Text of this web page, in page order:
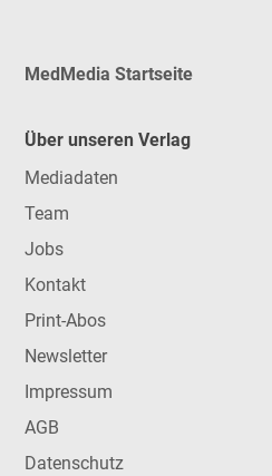
MedMedia Startseite
Über unseren Verlag
Mediadaten
Team
Jobs
Kontakt
Print-Abos
Newsletter
Impressum
AGB
Datenschutz